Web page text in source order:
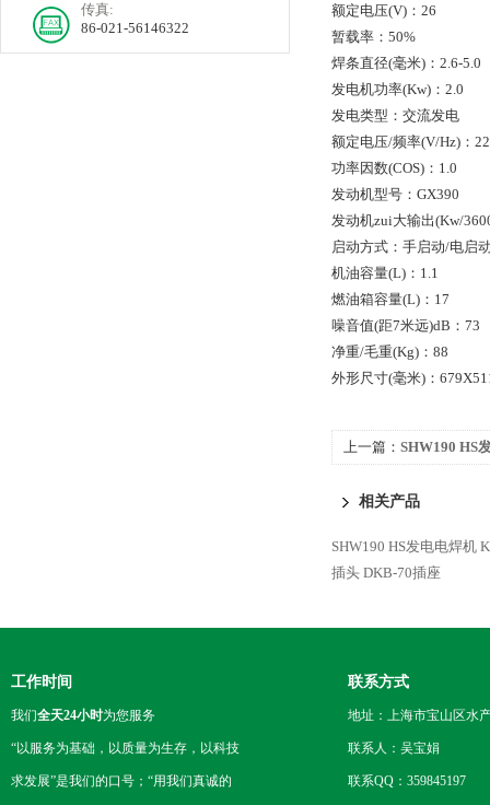
传真:
86-021-56146322
额定电压(V)：26
暂载率：50%
焊条直径(毫米)：2.6-5.0
发电机功率(Kw)：2.0
发电类型：交流发电
额定电压/频率(V/Hz)：
功率因数(COS)：1.0
发动机型号：GX390
发动机zui大输出(Kw/
启动方式：手启动/电启
机油容量(L)：1.1
燃油箱容量(L)：17
噪音值(距7米远)dB：73
净重/毛重(Kg)：88
外形尺寸(毫米)：
上一篇： SHW190 HS
相关产品
SHW190 HS发电电焊机
插头 DKB-70插座
工作时间
我们全天24小时为您服务
“以服务为基础，以质量为生存，以科技
求发展”是我们的口号；“用我们真诚的
联系方式
地址：上海市宝山区水
联系人：吴宝娟
联系QQ：359845197